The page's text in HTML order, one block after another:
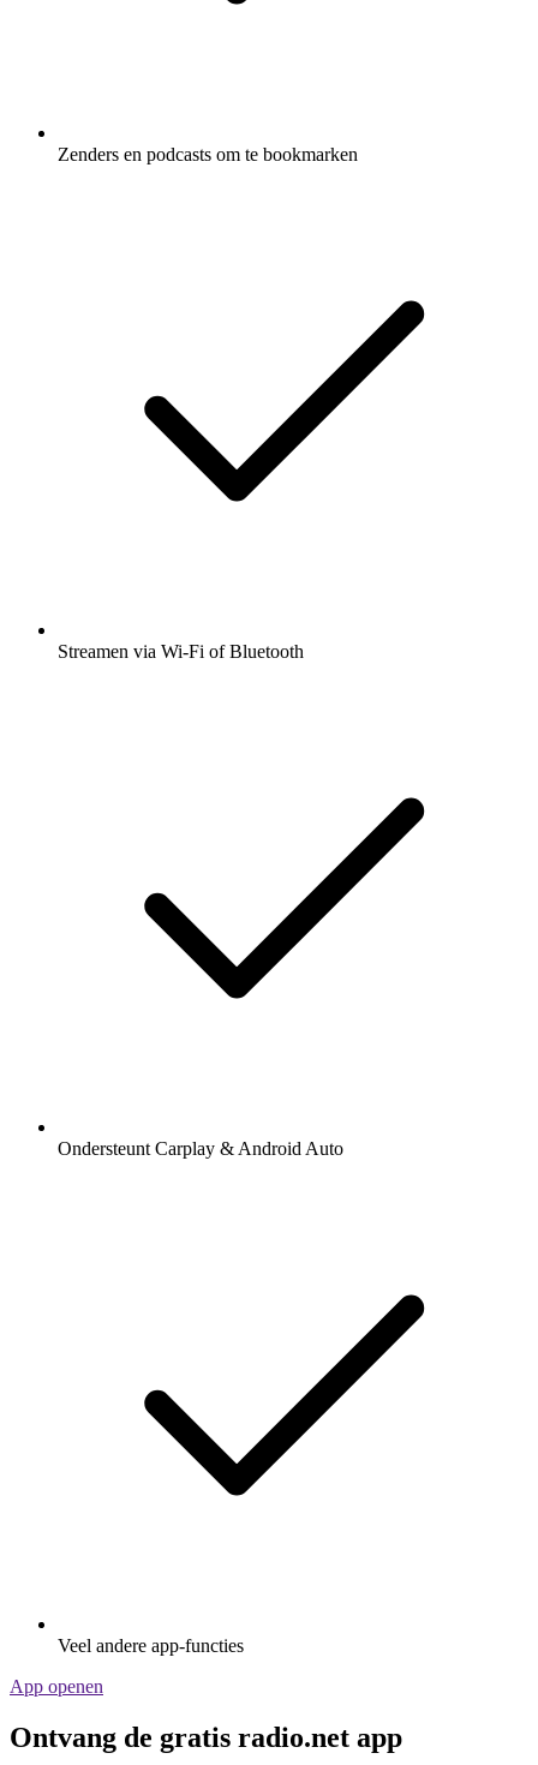
Zenders en podcasts om te bookmarken
Streamen via Wi-Fi of Bluetooth
Ondersteunt Carplay & Android Auto
Veel andere app-functies
App openen
Ontvang de gratis radio.net app